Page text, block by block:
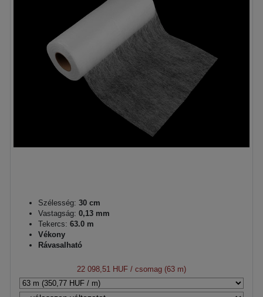
Szélesség: 30 cm
Vastagság: 0,13 mm
Tekercs: 63.0 m
Vékony
Rávasalható
22 098,51 HUF / csomag (63 m)